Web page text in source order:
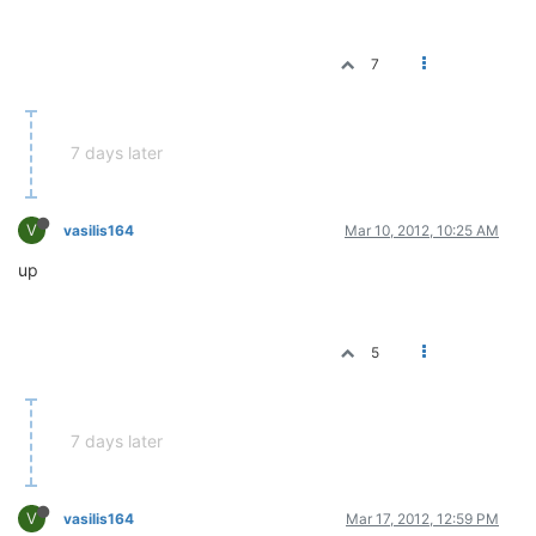
7
7 days later
V vasilis164 Mar 10, 2012, 10:25 AM
up
5
7 days later
V vasilis164 Mar 17, 2012, 12:59 PM